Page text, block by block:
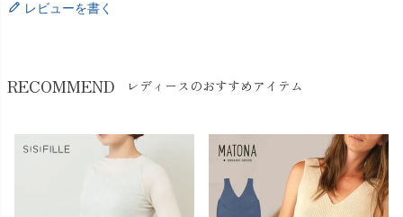
レビューを書く
RECOMMEND レディースのおすすめアイテム